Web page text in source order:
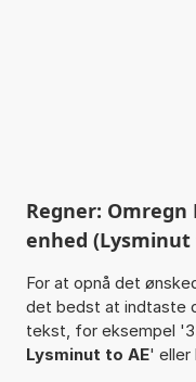
Regner:
enhed (Lysminut
For at opnå det
det bedst at indtaste
tekst, for eksempel
Lysminut to AE' eller